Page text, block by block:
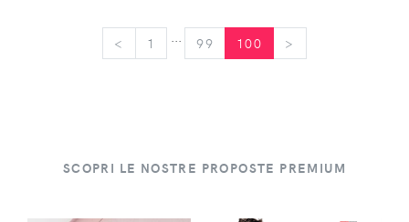
< 1 ... 99 100 >
SCOPRI LE NOSTRE PROPOSTE PREMIUM